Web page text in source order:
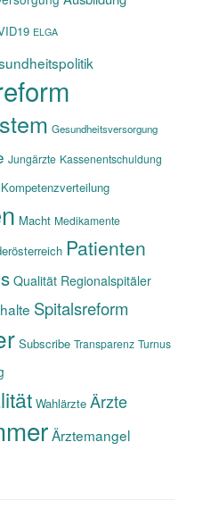
ELGA
Gesundheitsversorgung
Jungärzte Kassenentschuldung
Kompetenzverteilung
Macht Medikamente
Patienten
Qualität Regionalspitäler
Spitalsreform
Subscribe Transparenz Turnus
Wahlärzte Ärzte
Ärztemangel